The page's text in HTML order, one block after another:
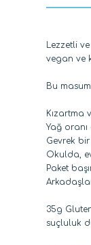
Lezzetli
vegan ve
Bu masum
Kızartma
Yağ
Gevrek
Okulda,
Paket
35g
suçluluk